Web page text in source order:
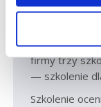
Firma Infolab
oraz 29
firmy trzy
— szkolenie
Szkolenie